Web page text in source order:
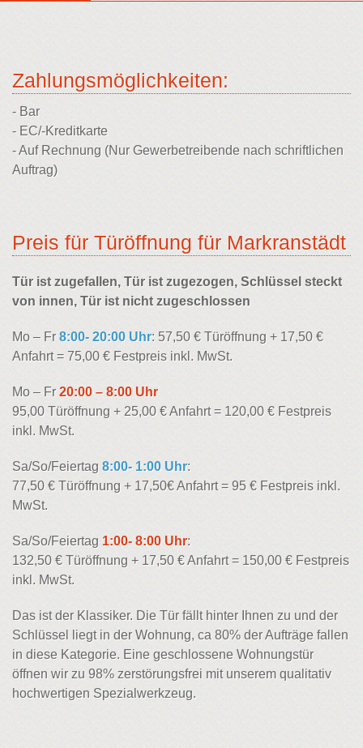
Zahlungsmöglichkeiten:
- Bar
- EC/-Kreditkarte
- Auf Rechnung (Nur Gewerbetreibende nach schriftlichen
Auftrag)
Preis für Türöffnung für Markranstädt
Tür ist zugefallen, Tür ist zugezogen, Schlüssel steckt
von innen, Tür ist nicht zugeschlossen
Mo – Fr8:00- 20:00 Uhr: 57,50 € Türöffnung + 17,50 €
Anfahrt = 75,00 € Festpreis inkl. MwSt.
Mo – Fr20:00 – 8:00 Uhr
95,00 Türöffnung + 25,00 € Anfahrt = 120,00 € Festpreis
inkl. MwSt.
Sa/So/Feiertag 8:00- 1:00 Uhr:
77,50 € Türöffnung + 17,50€ Anfahrt = 95 € Festpreis inkl.
MwSt.
Sa/So/Feiertag 1:00- 8:00 Uhr:
132,50 € Türöffnung + 17,50 € Anfahrt = 150,00 € Festpreis
inkl. MwSt.
Das ist der Klassiker. Die Tür fällt hinter Ihnen zu und der
Schlüssel liegt in der Wohnung, ca 80% der Aufträge fallen
in diese Kategorie. Eine geschlossene Wohnungstür
öffnen wir zu 98% zerstörungsfrei mit unserem qualitativ
hochwertigen Spezialwerkzeug.